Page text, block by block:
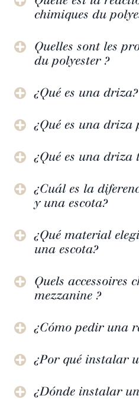
chimiques du
Quelles sont les
du polyester ?
¿Qué es una driza?
¿Qué es una driza
¿Qué es una driza
¿Cuál es la
y una escota?
¿Qué material
una escota?
Quels accessoires
mezzanine ?
¿Cómo pedir una
¿Por qué instalar
¿Dónde instalar